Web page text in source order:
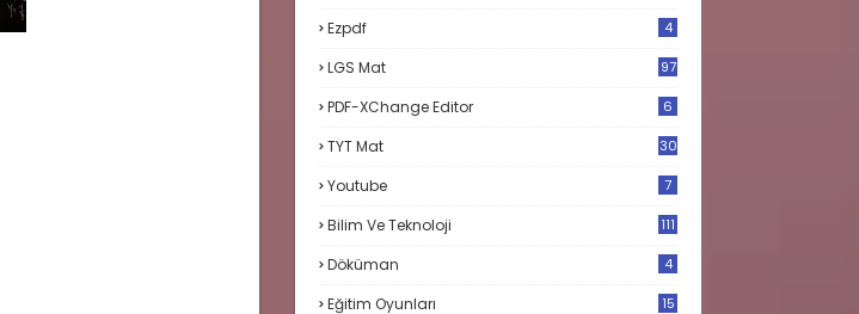
Ezpdf 4
LGS Mat 97
PDF-XChange Editor 6
TYT Mat 30
Youtube 7
Bilim Ve Teknoloji 111
Döküman 4
Eğitim Oyunları 15